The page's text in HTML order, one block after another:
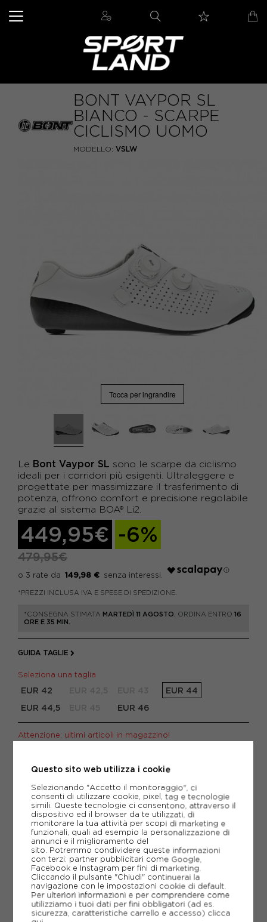
BONT VAYPOR SL
BIANCO - SCARPE
CICLISMO UOMO
MODELLO: VSLW
Tocca per ingrandire
Le Bont Vaypor SL sono le scarpe da ciclismo
ideali per i corridori più esigenti. Ultraleggere e
progettate per massimizzare il trasferimento di
potenza, offrono comfort e precisione regolabile
grazie al sistema BOA® Li2.
449,95€ -6%
479,95€
149,98 €
*PREZZI INCLUSA IVA E SPESE DI SPEDIZIONE.
*CONSEGNA STIMATA MARTEDÌ 11 AGOSTO. ORDINA ENTRO 16
ORE E 35 MIN.
GUIDA TAGLIE
Seleziona una taglia
EUR 42
EUR 44
EUR 44,5
EUR 46
Attenzione: ultimi articoli in magazzino!
AGGIUNGI ALLA LISTA DEI DESIDERI
POTREBBERO INTERESSARTI ANCHE
SCARPE CICLISMO BONT
SCARPE CICLISMO
ARTICOLI SPORTIVI BONT
METODI DI PAGAMENTO
Questo sito web utilizza i cookie
Selezionando "Accetto il monitoraggio", ci
consenti di utilizzare cookie, pixel, tag e tecnologie
simili. Queste tecnologie ci consentono, attraverso il
dispositivo ed il browser da te utilizzati, di
monitorare la tua attività per scopi di marketing e
funzionali, quali ad esempio la personalizzazione di
annunci e il miglioramento del
sito. Potremmo condividere queste informazioni
con terzi: partner pubblicitari come Google,
Facebook e Instagram per fini di marketing.
Cliccando il pulsante "Chiudi" continuerai la
navigazione con le impostazioni cookie di default.
Per ulteriori informazioni e per comprendere come
utilizziamo i tuoi dati per fini obbligatori (ad es.
sicurezza, caratteristiche carrello e accesso) clicca